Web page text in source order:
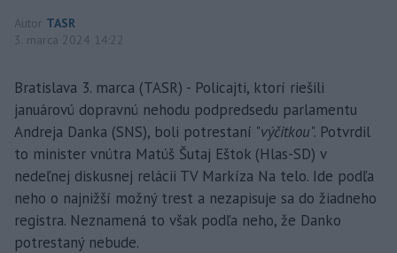
Autor TASR
3. marca 2024 14:22
Bratislava 3. marca (TASR) - Policajti, ktorí riešili
januárovú dopravnú nehodu podpredsedu parlamentu
Andreja Danka (SNS), boli potrestaní "výčitkou". Potvrdil
to minister vnútra Matúš Šutaj Eštok (Hlas-SD) v
nedeľnej diskusnej relácii TV Markíza Na telo. Ide podľa
neho o najnižší možný trest a nezapisuje sa do žiadneho
registra. Neznamená to však podľa neho, že Danko
potrestaný nebude.